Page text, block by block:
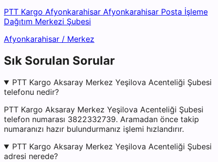
PTT Kargo Afyonkarahisar Afyonkarahisar Posta İşleme
Dağıtım Merkezi Şubesi
Afyonkarahisar / Merkez
Sık Sorulan Sorular
PTT Kargo Aksaray Merkez Yeşilova Acenteliği Şubesi
telefonu nedir?
PTT Kargo Aksaray Merkez Yeşilova Acenteliği Şubesi
telefon numarası 3822332739. Aramadan önce takip
numaranızı hazır bulundurmanız işlemi hızlandırır.
PTT Kargo Aksaray Merkez Yeşilova Acenteliği Şubesi
adresi nerede?